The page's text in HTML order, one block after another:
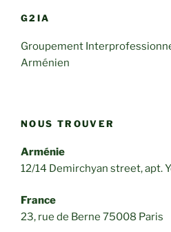
G2IA
Groupement
Arménien
NOUS TROUVER
Arménie
12/14 Demirchyan street, apt.
France
23, rue de Berne 75008 Paris